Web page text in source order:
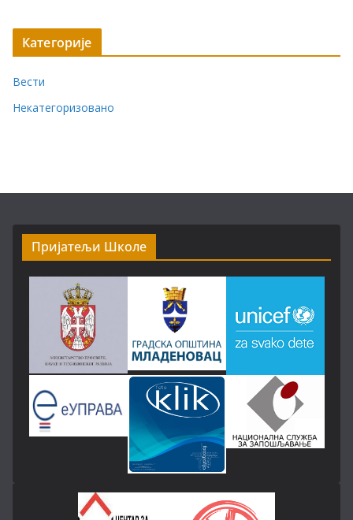
Категорије
Вести
Некатегоризовано
Пријатељи Школе